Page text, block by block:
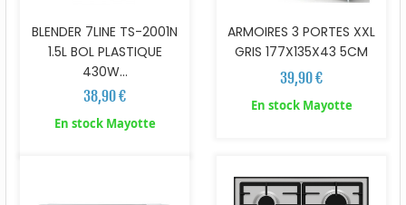
BLENDER 7LINE TS-2001N
1.5L BOL PLASTIQUE
430W...
38,90 €
En stock Mayotte
ARMOIRES 3 PORTES XXL
GRIS 177X135X43 5CM
39,90 €
En stock Mayotte